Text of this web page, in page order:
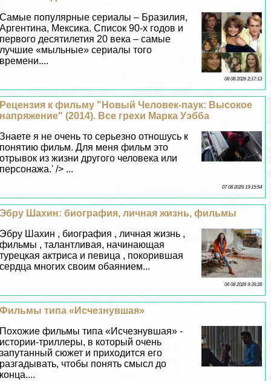
Самые популярные сериалы – Бразилия,
Аргентина, Мексика. Список 90-х годов и
первого десятилетия 20 века – самые
лучшие «мыльные» сериалы того
времени....
08 08 2026 2:17:13
Рецензия к фильму "Новый Человек-паук: Высокое
напряжение" (2014). Все грехи Марка Уэбба
Знаете я не очень то серьезно отношусь к
понятию фильм. Для меня фильм это
отрывок из жизни другого человека или
персонажа.' /> ...
07 08 2026 19:15:54
Эбру Шахин: биография, личная жизнь, фильмы
Эбру Шахин , биография , личная жизнь ,
фильмы , талантливая, начинающая
турецкая актриса и певица , покорившая
сердца многих своим обаянием...
06 08 2026 9:39:28
Фильмы типа «Исчезнувшая»
Похожие фильмы типа «Исчезнувшая» -
истории-триллеры, в который очень
запyтaнный сюжет и приходится его
разгадывать, чтобы понять смысл до
конца....